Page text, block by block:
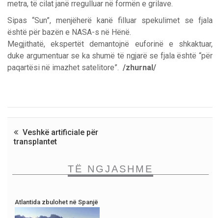
metra, të cilat janë rregulluar në formën e grilave.
Sipas “Sun”, menjëherë kanë filluar spekulimet se fjala
është për bazën e NASA-s në Hënë.
Megjithatë, ekspertët demantojnë euforinë e shkaktuar,
duke argumentuar se ka shumë të ngjarë se fjala është “për
paqartësi në imazhet satelitore”. /zhurnal/
Veshkë artificiale për
transplantet
TË NGJASHME
Atlantida zbulohet në Spanjë